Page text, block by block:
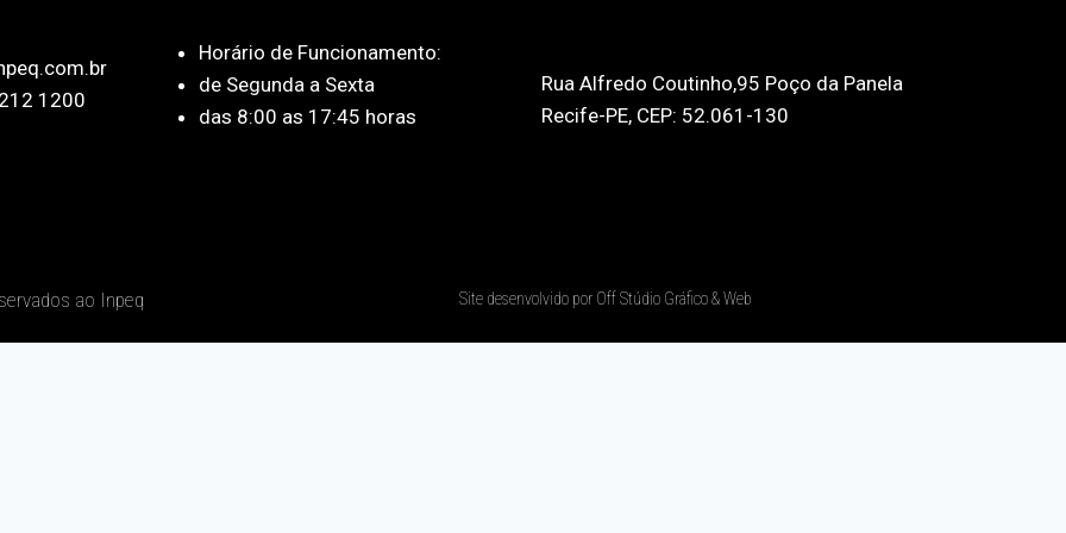
1200
Horário de Funcionamento:
de Segunda a Sexta
das 8:00 as 17:45 horas
Rua Alfredo Coutinho,95 Poço da Panela
Recife-PE, CEP: 52.061-130
ao Inpeq Site desenvolvido por Off Stúdio Gráfico & Web